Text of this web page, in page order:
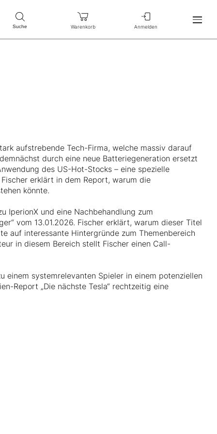
Suche Warenkorb Anmelden
aufstrebende Tech-Firma, welche massiv darauf
durch eine neue Batteriegeneration ersetzt
des US-Hot-Stocks – eine spezielle
erklärt in dem Report, warum die
könnte.
IperionX und eine Nachbehandlung zum
vom 13.01.2026. Fischer erklärt, warum dieser Titel
auf interessante Hintergründe zum Themenbereich
in diesem Bereich stellt Fischer einen Call-
systemrelevanten Spieler in einem potenziellen
Report „Die nächste Tesla“ rechtzeitig eine